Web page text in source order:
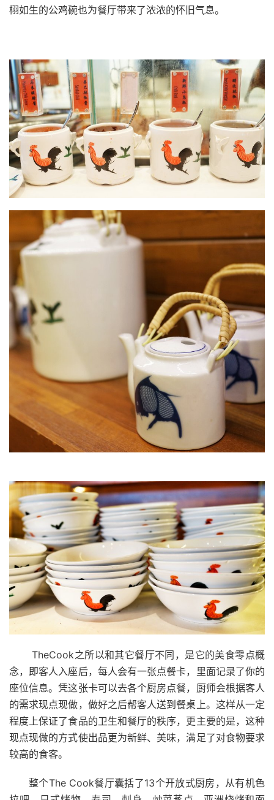
栩如生的公鸡碗也为餐厅带来了浓浓的怀旧气息。
TheCook之所以和其它餐厅不同，是它的美食零点概
念，即客人入座后，每人会有一张点餐卡，里面记录了你的
座位信息。凭这张卡可以去各个厨房点餐，厨师会根据客人
的需求现点现做，做好之后帮客人送到餐桌上。这样从一定
程度上保证了食品的卫生和餐厅的秩序，更主要的是，这种
现点现做的方式使出品更为新鲜、美味，满足了对食物要求
较高的食客。
整个The Cook餐厅囊括了13个开放式厨房，从有机色